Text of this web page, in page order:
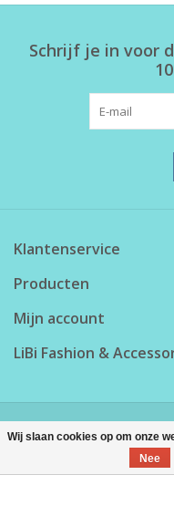
Schrijf je in voor
Klantenservice
Producten
Mijn account
LiBi Fashion &
Wij slaan cookies op om onze
Nee